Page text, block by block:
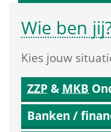
Wie ben
Kies jouw
ZZP & MKB
Banken /